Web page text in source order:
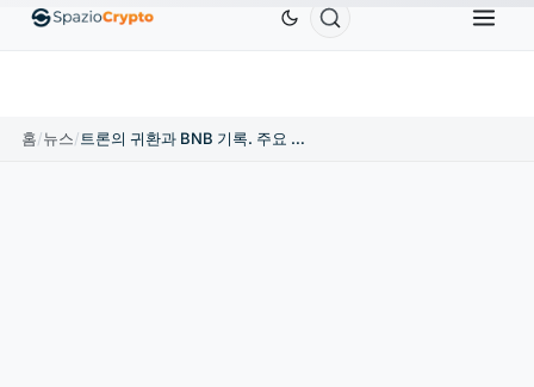
EthereumETHUS$1,880.58 TetherUSDT ↑0.00% BNB
홈/뉴스/ 트론의 귀환과 BNB 기록. 주요 암호화폐는 어떻게 되었나요?